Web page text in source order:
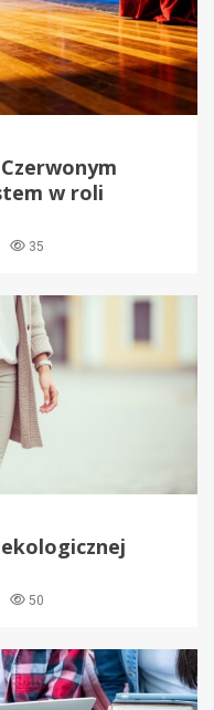
w roli
35
50